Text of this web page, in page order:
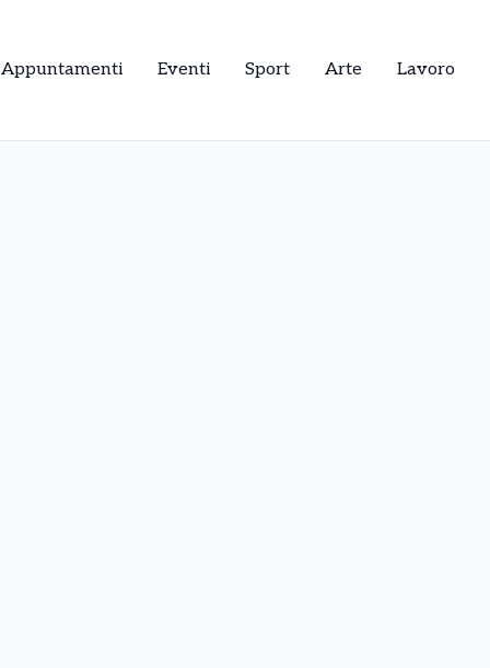
Appuntamenti Eventi Sport Arte Lavoro